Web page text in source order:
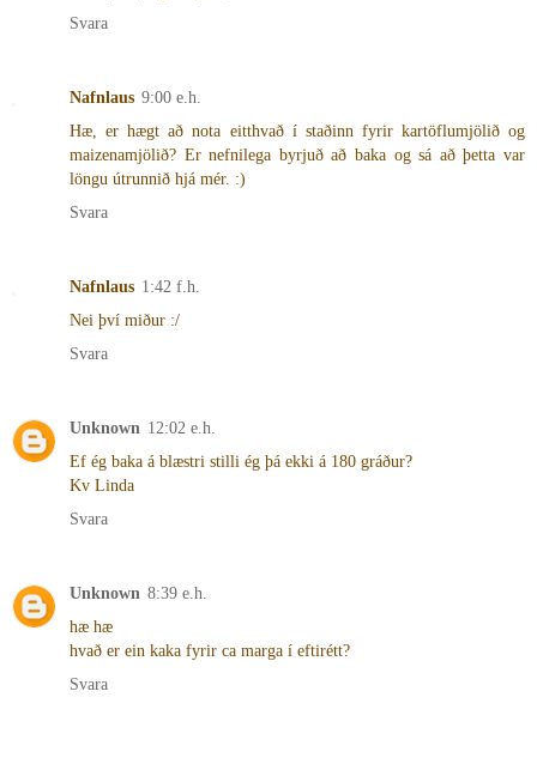
Svara
Nafnlaus 9:00 e.h.
Hæ, er hægt að nota eitthvað í staðinn fyrir kartöflumjölið og
maizenamjölið? Er nefnilega byrjuð að baka og sá að þetta var
löngu útrunnið hjá mér. :)
Svara
Nafnlaus 1:42 f.h.
Nei því miður :/
Svara
Unknown 12:02 e.h.
Ef ég baka á blæstri stilli ég þá ekki á 180 gráður?
Kv Linda
Svara
Unknown 8:39 e.h.
hæ hæ
hvað er ein kaka fyrir ca marga í eftirétt?
Svara